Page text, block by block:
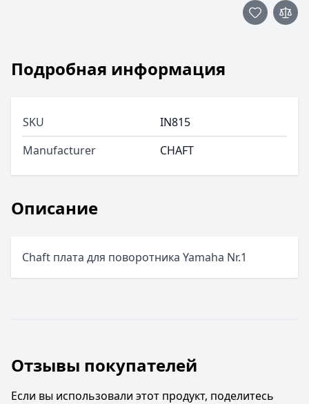
Описание
Chaft плата для поворотника Yamaha Nr.1
Подробная информация
SKU
IN815
Manufacturer
CHAFT
Отзывы покупателей
Если вы использовали этот продукт, поделитесь